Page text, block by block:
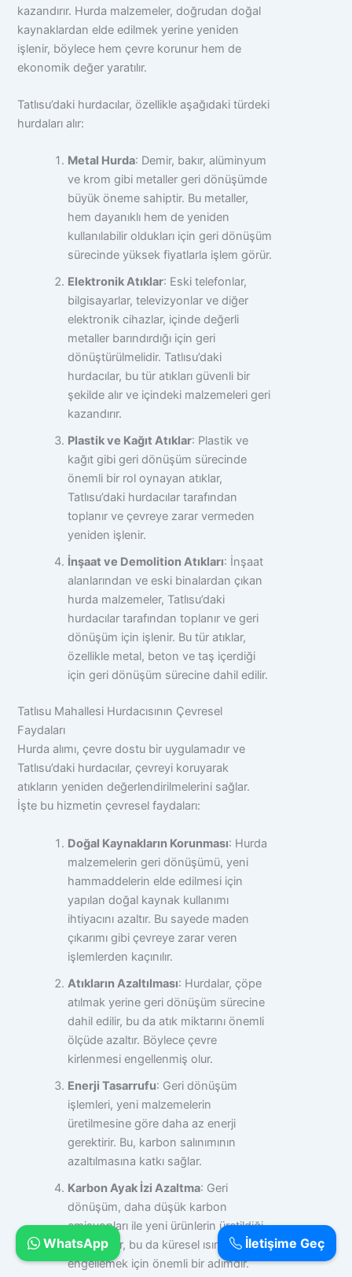
kazandırır. Hurda malzemeler, doğrudan doğal
kaynaklardan elde edilmek yerine yeniden
işlenir, böylece hem çevre korunur hem de
ekonomik değer yaratılır.
Tatlısu’daki hurdacılar, özellikle aşağıdaki türdeki
hurdaları alır:
Metal Hurda: Demir, bakır, alüminyum
ve krom gibi metaller geri dönüşümde
büyük öneme sahiptir. Bu metaller,
hem dayanıklı hem de yeniden
kullanılabilir oldukları için geri dönüşüm
sürecinde yüksek fiyatlarla işlem görür.
Elektronik Atıklar: Eski telefonlar,
bilgisayarlar, televizyonlar ve diğer
elektronik cihazlar, içinde değerli
metaller barındırdığı için geri
dönüştürülmelidir. Tatlısu’daki
hurdacılar, bu tür atıkları güvenli bir
şekilde alır ve içindeki malzemeleri geri
kazandırır.
Plastik ve Kağıt Atıklar: Plastik ve
kağıt gibi geri dönüşüm sürecinde
önemli bir rol oynayan atıklar,
Tatlısu’daki hurdacılar tarafından
toplanır ve çevreye zarar vermeden
yeniden işlenir.
İnşaat ve Demolition Atıkları: İnşaat
alanlarından ve eski binalardan çıkan
hurda malzemeler, Tatlısu’daki
hurdacılar tarafından toplanır ve geri
dönüşüm için işlenir. Bu tür atıklar,
özellikle metal, beton ve taş içerdiği
için geri dönüşüm sürecine dahil edilir.
Tatlısu Mahallesi Hurdacısının Çevresel
Faydaları
Hurda alımı, çevre dostu bir uygulamadır ve
Tatlısu’daki hurdacılar, çevreyi koruyarak
atıkların yeniden değerlendirilmelerini sağlar.
İşte bu hizmetin çevresel faydaları:
Doğal Kaynakların Korunması: Hurda
malzemelerin geri dönüşümü, yeni
hammaddelerin elde edilmesi için
yapılan doğal kaynak kullanımı
ihtiyacını azaltır. Bu sayede maden
çıkarımı gibi çevreye zarar veren
işlemlerden kaçınılır.
Atıkların Azaltılması: Hurdalar, çöpe
atılmak yerine geri dönüşüm sürecine
dahil edilir, bu da atık miktarını önemli
ölçüde azaltır. Böylece çevre
kirlenmesi engellenmiş olur.
Enerji Tasarrufu: Geri dönüşüm
işlemleri, yeni malzemelerin
üretilmesine göre daha az enerji
gerektirir. Bu, karbon salınımının
azaltılmasına katkı sağlar.
Karbon Ayak İzi Azaltma: Geri
dönüşüm, daha düşük karbon
emisyonları ile yeni ürünlerin üretildiği
bir süreçtir, bu da küresel ısınmayı
engellemek için önemli bir adımdır.
İletişime Geç
WhatsApp